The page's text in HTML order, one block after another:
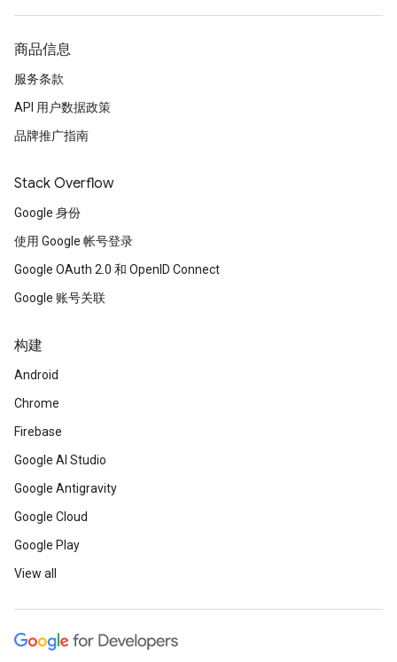
商品信息
服务条款
API 用户数据政策
品牌推广指南
Stack Overflow
Google 身份
使用 Google 帐号登录
Google OAuth 2.0 和 OpenID Connect
Google 账号关联
构建
Android
Chrome
Firebase
Google AI Studio
Google Antigravity
Google Cloud
Google Play
View all